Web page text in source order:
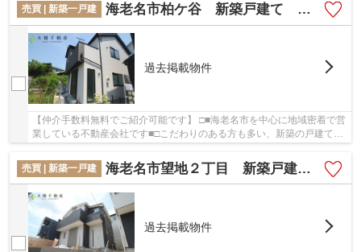
売買 | 新築一戸建
海老名市柏ケ谷 新築戸建て 全１棟 【仲介手数料無料】
過去掲載物件
【仲介手数料無料でご紹介可能です】 □■海老名市を中心に地域密着で営
業している不動産会社です■□こだわりのある方も多い、新築の戸建て物
件☆ベタ基礎による建築の為、床下からの嫌な...
売買 | 新築一戸建
海老名市望地２丁目 新築戸建て 全２棟 【仲介手数料無料】
過去掲載物件